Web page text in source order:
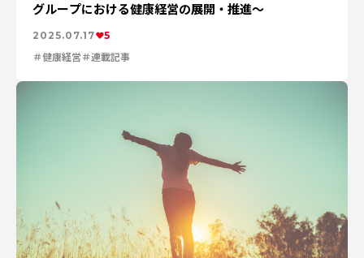
グループにおける健康経営の展開・推進～
2025.07.17
5
健康経営
連載記事